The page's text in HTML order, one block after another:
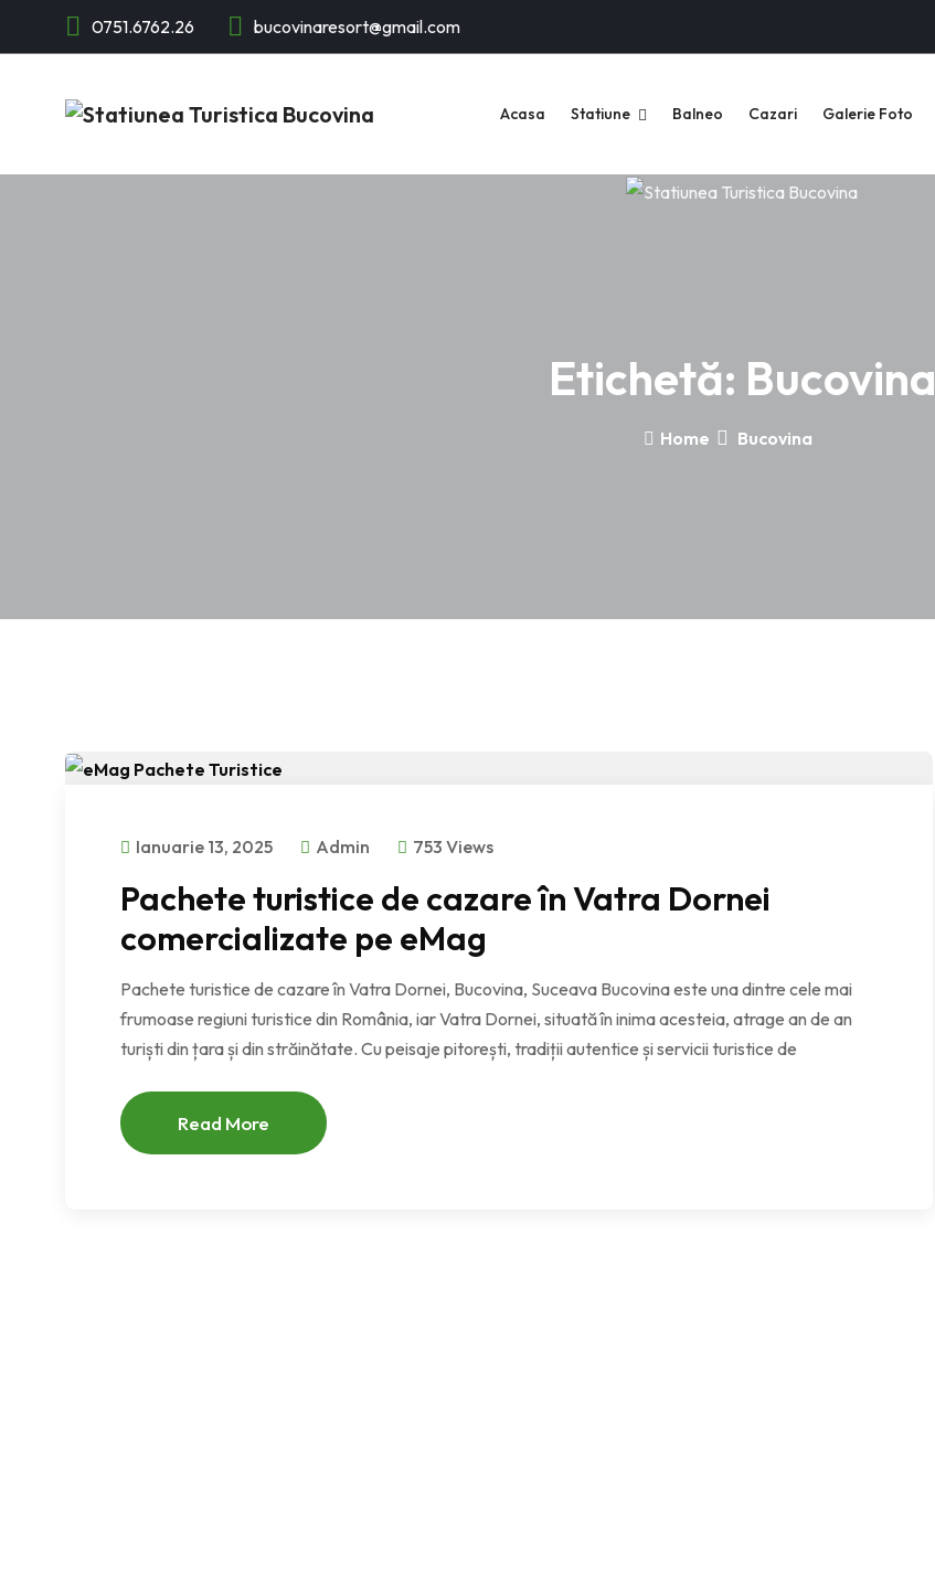
0751.6762.26 bucovinaresort@gmail.com
Acasa Statiune Balneo Cazari Galerie Foto
Etichetă: Bucovina
Home Bucovina
Ianuarie 13, 2025 Admin 753 Views
Pachete turistice de cazare în Vatra Dornei
comercializate pe eMag
Pachete turistice de cazare în Vatra Dornei, Bucovina, Suceava Bucovina este una dintre cele mai
frumoase regiuni turistice din România, iar Vatra Dornei, situată în inima acesteia, atrage an de an
turiști din țara și din străinătate. Cu peisaje pitorești, tradiții autentice și servicii turistice de
Read More